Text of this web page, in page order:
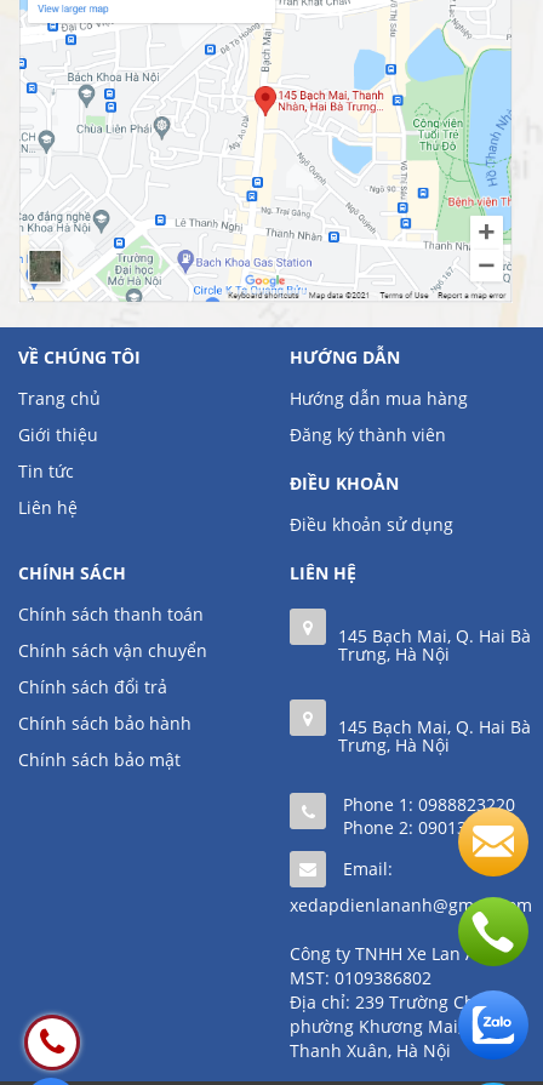
VỀ CHÚNG TÔI
Trang chủ
Giới thiệu
Tin tức
Liên hệ
HƯỚNG DẪN
Hướng dẫn mua hàng
Đăng ký thành viên
ĐIỀU KHOẢN
Điều khoản sử dụng
CHÍNH SÁCH
Chính sách thanh toán
Chính sách vận chuyển
Chính sách đổi trả
Chính sách bảo hành
Chính sách bảo mật
LIÊN HỆ
145 Bạch Mai, Q. Hai Bà
Trưng, Hà Nội
145 Bạch Mai, Q. Hai Bà
Trưng, Hà Nội
Phone 1: 0988823220
Phone 2: 0901361111
Email:
xedapdienlananh@gmail.com
Công ty TNHH Xe Lan Anh
MST: 0109386802
Địa chỉ: 239 Trường Chinh,
phường Khương Mai, quận
Thanh Xuân, Hà Nội